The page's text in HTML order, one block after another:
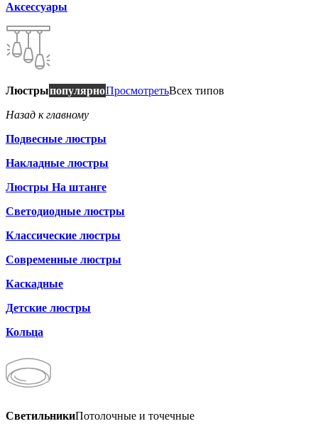
Аксессуары
ЛюстрыпопулярноПросмотретьВсех типов
Назад к главному
Подвесные люстры
Накладные люстры
Люстры На штанге
Светодиодные люстры
Классические люстры
Современные люстры
Каскадные
Детские люстры
Кольца
СветильникиПотолочные и точечные